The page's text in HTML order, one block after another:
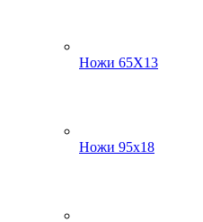
Ножи 65Х13
Ножи 95х18